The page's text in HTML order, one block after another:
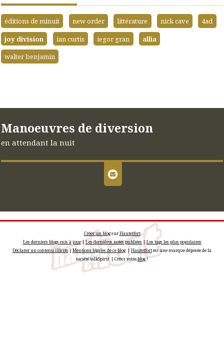
éditions de minuit new order littérature nick cave
4ad
joy division
ian curtis iegor gran
allia
walter benjamin
Manoeuvres de diversion
en attendant la nuit
Créer un blogsurHautetfort
Les derniers blogs mis à jour|Les dernières notes publiées |Les tags les plus populaires
Déclarer un contenu illicite|Mentions légales de ce blog| Hautetfortest une marque déposée de la
société talkSpirit | Créez votreblog!